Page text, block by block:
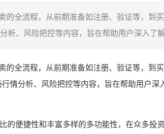
的全流程，从前期准备如注册、验证等，到
析、风险把控等内容，旨在帮助用户深入了
的全流程，从前期准备如注册、验证等，到
情分析、风险把控等内容，旨在帮助用户深
便捷性和丰富多样的多功能性，在众多投